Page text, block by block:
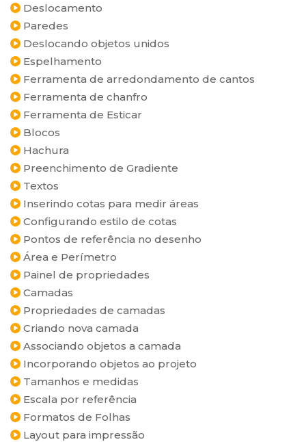
Deslocamento
Paredes
Deslocando objetos unidos
Espelhamento
Ferramenta de arredondamento de cantos
Ferramenta de chanfro
Ferramenta de Esticar
Blocos
Hachura
Preenchimento de Gradiente
Textos
Inserindo cotas para medir áreas
Configurando estilo de cotas
Pontos de referência no desenho
Área e Perímetro
Painel de propriedades
Camadas
Propriedades de camadas
Criando nova camada
Associando objetos a camada
Incorporando objetos ao projeto
Tamanhos e medidas
Escala por referência
Formatos de Folhas
Layout para impressão